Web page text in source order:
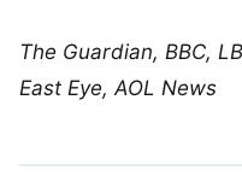
The Guardian, BBC,
East Eye, AOL News